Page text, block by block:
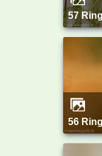
57
56